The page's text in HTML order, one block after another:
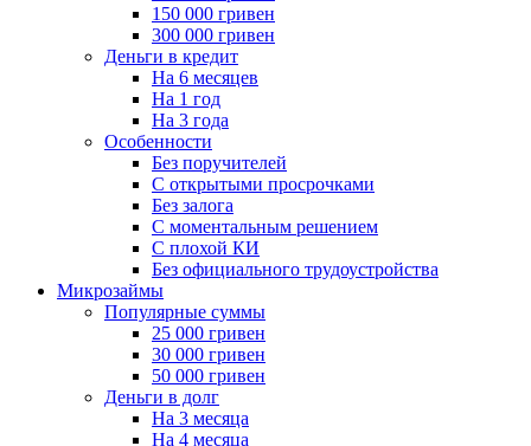
150 000 гривен
300 000 гривен
Деньги в кредит
На 6 месяцев
На 1 год
На 3 года
Особенности
Без поручителей
С открытыми просрочками
Без залога
С моментальным решением
С плохой КИ
Без официального трудоустройства
Микрозаймы
Популярные суммы
25 000 гривен
30 000 гривен
50 000 гривен
Деньги в долг
На 3 месяца
На 4 месяца